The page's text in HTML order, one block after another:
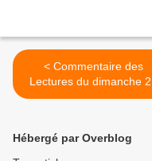
< Commentaire des
Lectures du dimanche 22
mai 2022
Hébergé par Overblog